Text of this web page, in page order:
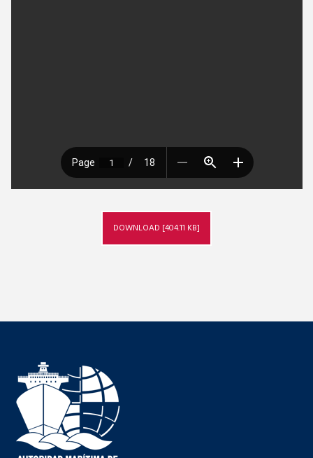
DOWNLOAD [404.11 KB]